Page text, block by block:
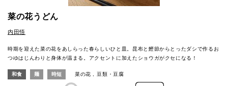
菜の花うどん
内田悟
時期を迎えた菜の花をあしらった春らしいひと皿。昆布と鰹節からとったダシで作るお
つゆはじんわりと身体が温まる。アクセントに加えたショウガがクセになる！
和食 麺 時短 菜の花 豆類・豆腐